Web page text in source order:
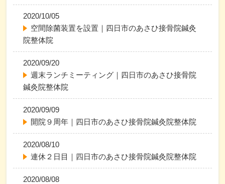
2020/10/05
空間除菌装置を設置｜四日市のあさひ接骨院鍼灸
院整体院
2020/09/20
週末ランチミーティング｜四日市のあさひ接骨院
鍼灸院整体院
2020/09/09
開院９周年｜四日市のあさひ接骨院鍼灸院整体院
2020/08/10
連休２日目｜四日市のあさひ接骨院鍼灸院整体院
2020/08/08